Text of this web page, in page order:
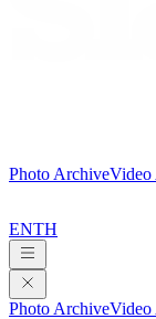
Photo ArchiveVideo
ENTH
Photo ArchiveVideo